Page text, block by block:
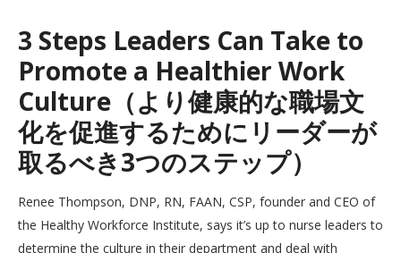
3 Steps Leaders Can Take to
Promote a Healthier Work
Culture（より健康的な職場文
化を促進するためにリーダーが
取るべき3つのステップ）
Renee Thompson, DNP, RN, FAAN, CSP, founder and CEO of
the Healthy Workforce Institute, says it’s up to nurse leaders to
determine the culture in their department and deal with